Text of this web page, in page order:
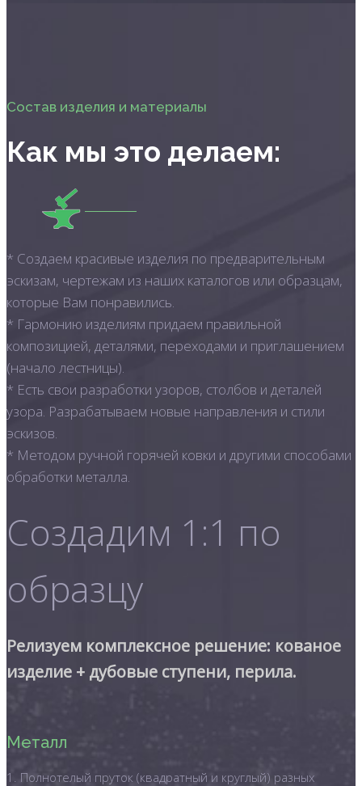
Состав изделия и материалы
Как мы это делаем:
* Создаем красивые изделия по предварительным
эскизам, чертежам из наших каталогов или образцам,
которые Вам понравились.
* Гармонию изделиям придаем правильной
композицией, деталями, переходами и приглашением
(начало лестницы).
* Есть свои разработки узоров, столбов и деталей
узора. Разрабатываем новые направления и стили
эскизов.
* Методом ручной горячей ковки и другими способами
обработки металла.
Создадим 1:1 по
образцу
Релизуем комплексное решение: кованое
изделие + дубовые ступени, перила.
Металл
1. Полнотелый пруток (квадратный и круглый) разных